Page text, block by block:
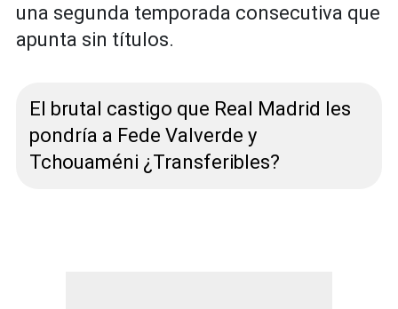
una segunda temporada consecutiva que
apunta sin títulos.
El brutal castigo que Real Madrid les
pondría a Fede Valverde y
Tchouaméni ¿Transferibles?